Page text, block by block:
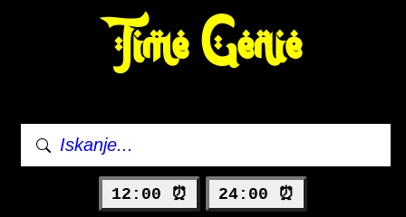
Time Genie
12:00 ⏰ 24:00 ⏰